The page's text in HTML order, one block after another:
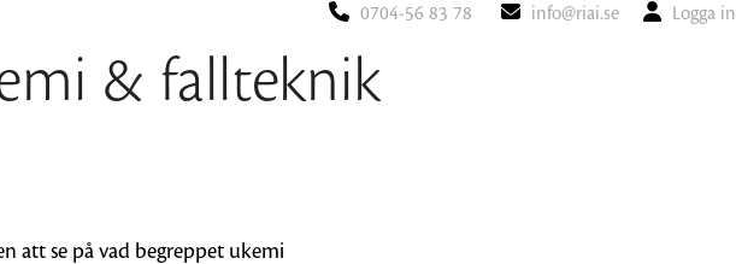
0704-56 83 78 info@riai.se Logga in
& fallteknik
att se på vad begreppet ukemi